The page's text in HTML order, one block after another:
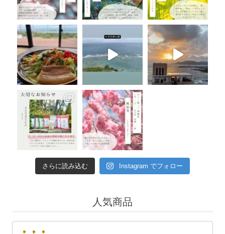
さらに読み込む Instagram でフォロー
人気商品